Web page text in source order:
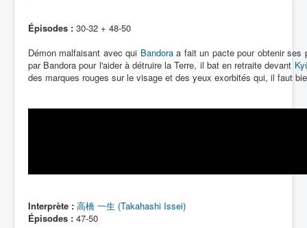
Épisodes : 30-32 + 48-50
Démon malfaisant avec qui Bandoraa fait un pacte pour obtenir ses
par Bandora pour l'aider à détruire la Terre, il bat en retraite devant
des marques rouges sur le visage et des yeux exorbités qui, il faut
Interprète : 高橋 一生 (Takahashi Issei)
Épisodes : 47-50